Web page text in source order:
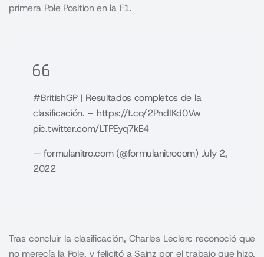
primera Pole Position en la F1.
#BritishGP | Resultados completos de la
clasificación. – https://t.co/2PndIKd0Vw
pic.twitter.com/LTPEyq7kE4
— formulanitro.com (@formulanitrocom) July 2,
2022
Tras concluir la clasificación, Charles Leclerc reconoció que
no merecía la Pole, y felicitó a Sainz por el trabajo que hizo.